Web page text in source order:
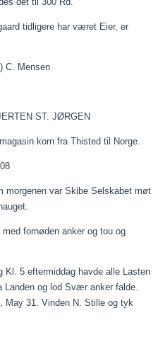
tidligere har været Eier, er
C. Mensen
ST. JØRGEN
korn fra Thisted til Norge.
morgenen var Skibe Selskabetmøt
hauget.
medfornøden anker ogtou og
Kl. 5 eftermiddag havde alle Lasten
Landen og lod Svær anker falde.
May 31. Vinden N. Stille og tyk